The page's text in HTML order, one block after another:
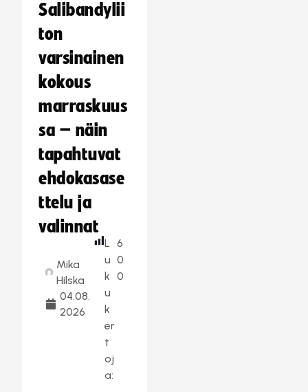
Salibandylii
ton
varsinainen
kokous
marraskuus
sa – näin
tapahtuvat
ehdokasase
ttelu ja
valinnat
Mika
Hilska
04.08.
2026
L
u
k
u
k
er
t
oj
a:
6
0
0